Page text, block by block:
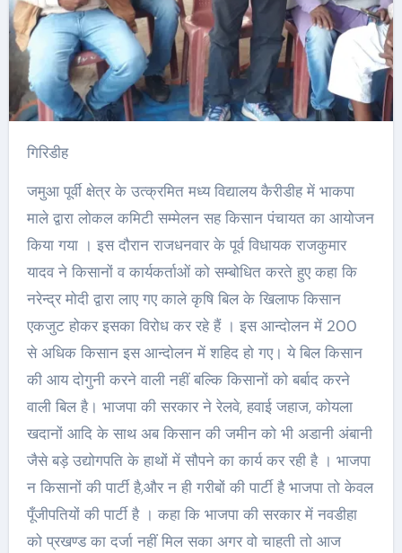
गिरिडीह
जमुआ पूर्वी क्षेत्र के उत्क्रमित मध्य विद्यालय कैरीडीह में भाकपा
माले द्वारा लोकल कमिटी सम्मेलन सह किसान पंचायत का आयोजन
किया गया । इस दौरान राजधनवार के पूर्व विधायक राजकुमार
यादव ने किसानों व कार्यकर्ताओं को सम्बोधित करते हुए कहा कि
नरेन्द्र मोदी द्वारा लाए गए काले कृषि बिल के खिलाफ किसान
एकजुट होकर इसका विरोध कर रहे हैं । इस आन्दोलन में 200
से अधिक किसान इस आन्दोलन में शहिद हो गए। ये बिल किसान
की आय दोगुनी करने वाली नहीं बल्कि किसानों को बर्बाद करने
वाली बिल है। भाजपा की सरकार ने रेलवे, हवाई जहाज, कोयला
खदानों आदि के साथ अब किसान की जमीन को भी अडानी अंबानी
जैसे बड़े उद्योगपति के हाथों में सौपने का कार्य कर रही है । भाजपा
न किसानों की पार्टी है,और न ही गरीबों की पार्टी है भाजपा तो केवल
पूँजीपतियों की पार्टी है । कहा कि भाजपा की सरकार में नवडीहा
को प्रखण्ड का दर्जा नहीं मिल सका अगर वो चाहती तो आज